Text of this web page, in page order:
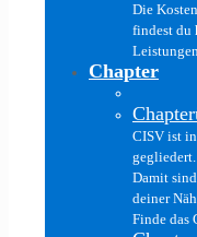
Die
findest du
Chapter
CISV ist
gegliedert.
Damit
deiner
Finde das